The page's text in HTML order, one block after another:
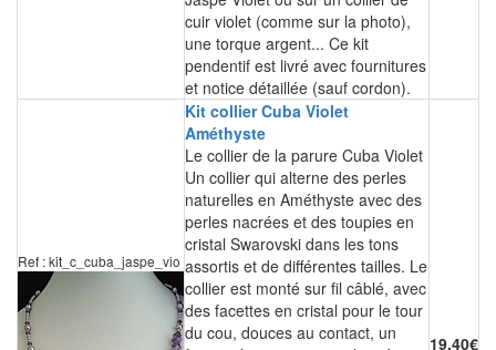
cuir violet (comme sur la photo),
une torque argent... Ce kit
pendentif est livré avec fournitures
et notice détaillée (sauf cordon).
Ref : kit_c_cuba_jaspe_vio
Kit collier Cuba Violet
Améthyste
Le collier de la parure Cuba Violet
Un collier qui alterne des perles
naturelles en Améthyste avec des
perles nacrées et des toupies en
cristal Swarovski dans les tons
assortis et de différentes tailles. Le
collier est monté sur fil câblé, avec
des facettes en cristal pour le tour
du cou, douces au contact, un
19.40€